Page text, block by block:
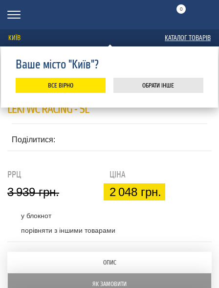
0
КИЇВ КАТАЛОГ ТОВАРІВ
ПАЛИЦІ ДЛЯ ГІРСЬКИХ ЛИЖ
Головна Каталог Лижі гірські Спорядження
LEKI WC RACING - SL
Поділитися:
РРЦ
3 939 грн.
ЦІНА
2 048 грн.
у блокнот
порівняти з іншими товарами
ОПИС
ЯК ЗАМОВИТИ
Ваше місто "Київ"?
ВСЕ ВІРНО ОБРАТИ ІНШЕ